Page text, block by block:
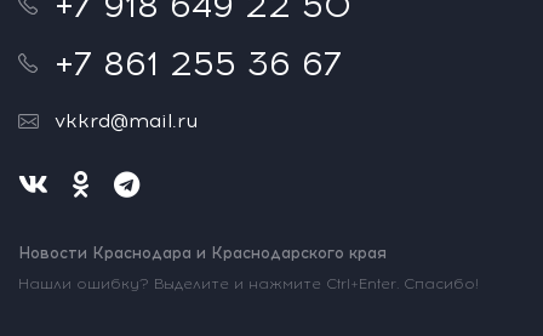
+7 861 255 36 67
vkkrd@mail.ru
Новости Краснодара и Краснодарского края
Нашли ошибку? Выделите и нажмите Ctrl+Enter. Спасибо!